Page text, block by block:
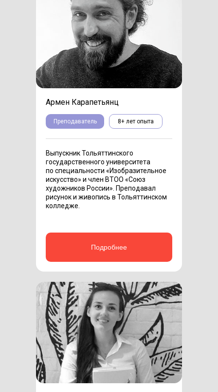
Армен Карапетьянц
8+ лет опыта
Преподаватель
Выпускник Тольяттинского
государственного университета
по специальности «Изобразительное
искусство» и член ВТОО «Союз
художников России». Преподавал
рисунок и живопись в Тольяттинском
колледже.
Подробнее